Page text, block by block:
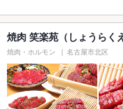
焼肉 笑楽苑（しょうらく
焼肉・ホルモン 名古屋市北区